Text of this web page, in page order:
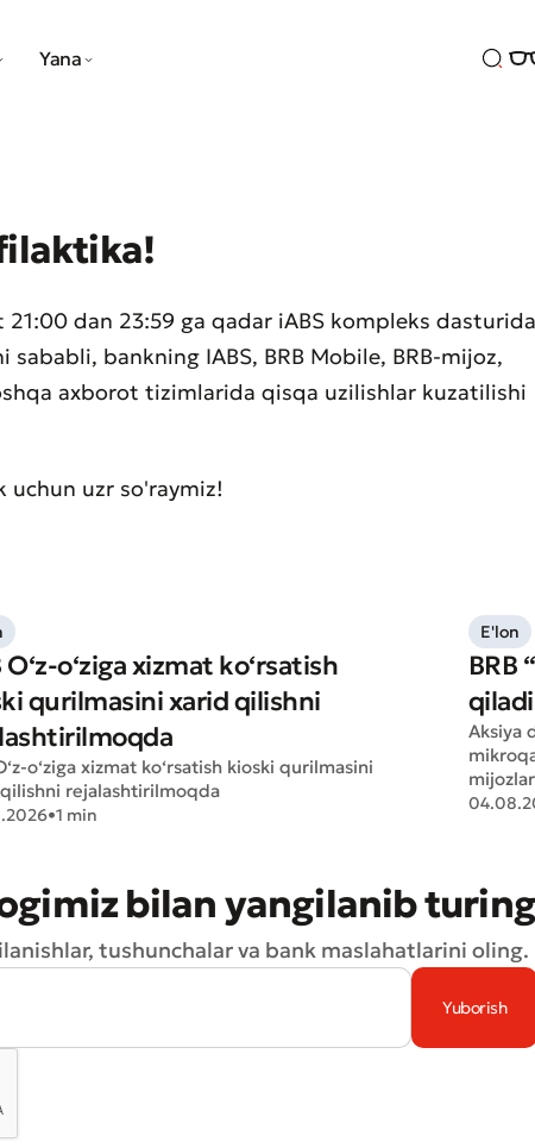
Yana
baholang
21:00 dan 23:59 ga qadar iABS kompleks dasturida
sababli, bankning IABS, BRB Mobile, BRB-mijoz,
axborot tizimlarida qisqa uzilishlar kuzatilishi
uzr so'raymiz!
O‘z-o‘ziga xizmat ko‘rsatish
qurilmasini xarid qilishni
o‘ziga xizmat ko‘rsatish kioski qurilmasini
rejalashtirilmoqda
•1 min
E'lon
BRB
qiladi
Aksiya
mijozlar
bilan yangilanib turing
tushunchalar va bank maslahatlarini oling.